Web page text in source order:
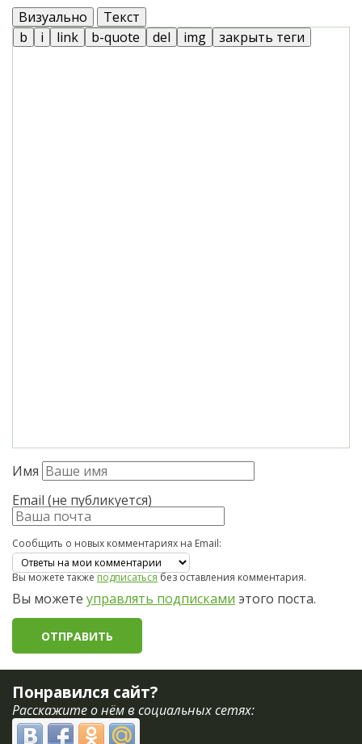
Визуально Текст
Имя
Email (не публикуется)
Сообщить о новых комментариях на Email:
Вы можете такжеподписатьсябез оставления комментария.
Вы можете управлять подписками этого поста.
Понравился сайт?
Расскажите о нём в социальных сетях: